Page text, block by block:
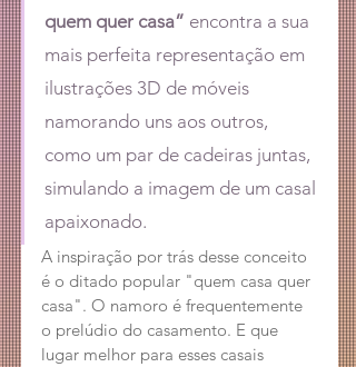
quem quer casa” encontra a sua
mais perfeita representação em
ilustrações 3D de móveis
namorando uns aos outros,
como um par de cadeiras juntas,
simulando a imagem de um casal
apaixonado.
A inspiração por trás desse conceito
é o ditado popular "quem casa quer
casa". O namoro é frequentemente
o prelúdio do casamento. E que
lugar melhor para esses casais